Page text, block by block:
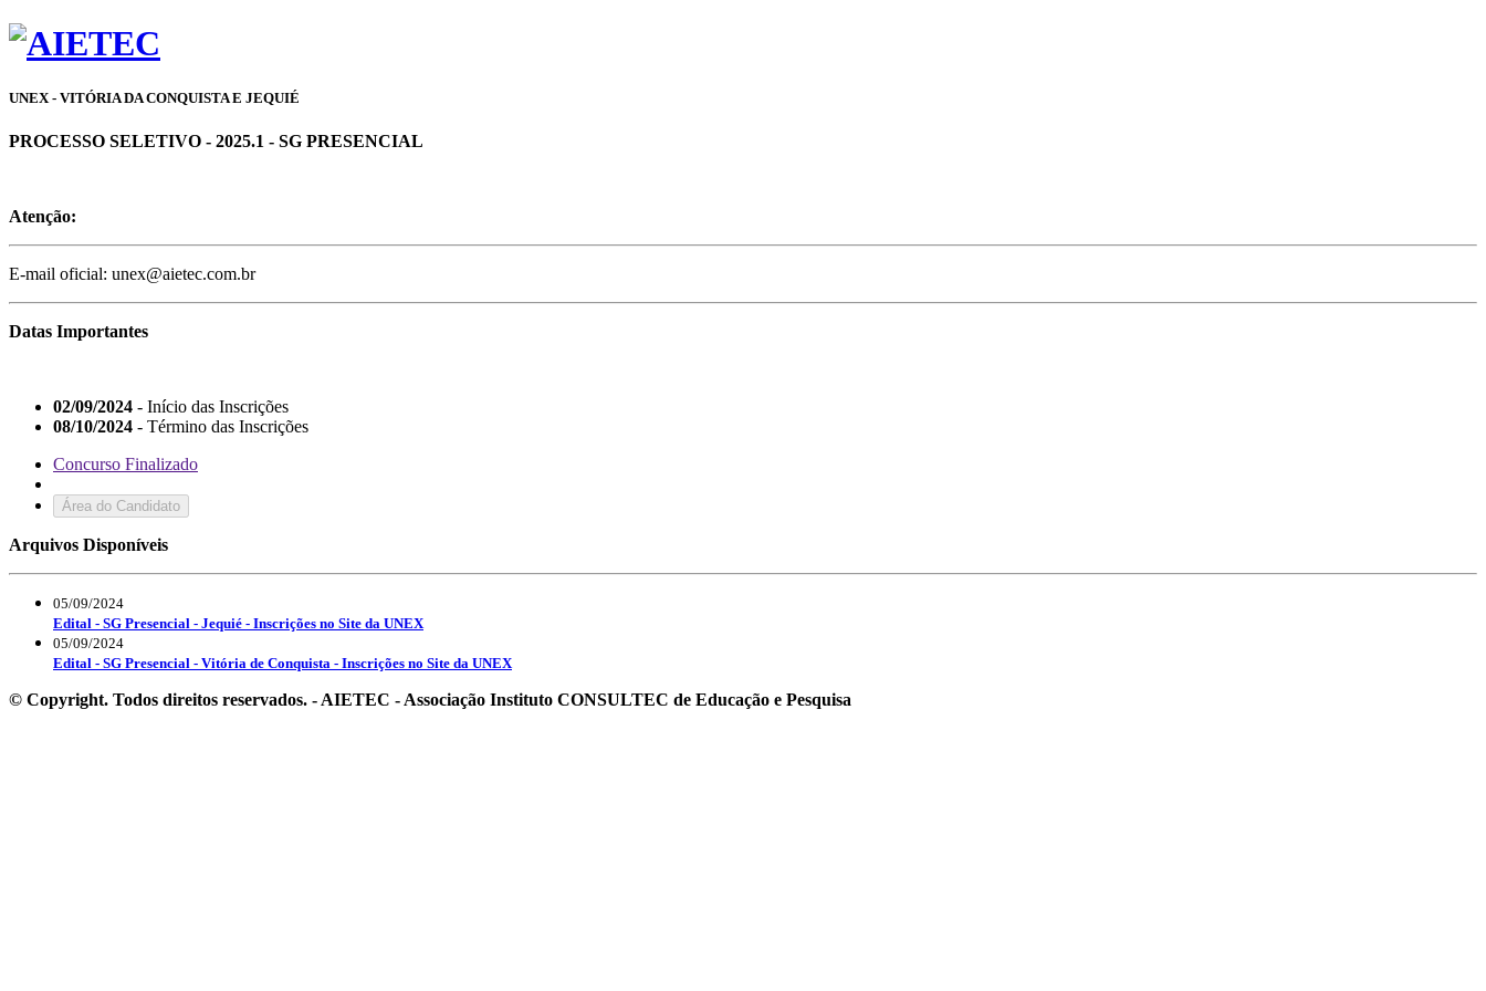
UNEX - VITÓRIA DA CONQUISTA E JEQUIÉ
PROCESSO SELETIVO - 2025.1 - SG PRESENCIAL
Atenção:
E-mail oficial: unex@aietec.com.br
Datas Importantes
02/09/2024 - Início das Inscrições
08/10/2024 - Término das Inscrições
Concurso Finalizado
Área do Candidato
Arquivos Disponíveis
05/09/2024
Edital - SG Presencial - Jequié - Inscrições no Site da UNEX
05/09/2024
Edital - SG Presencial - Vitória de Conquista - Inscrições no Site da UNEX
© Copyright. Todos direitos reservados. - AIETEC - Associação Instituto CONSULTEC de Educação e Pesquisa